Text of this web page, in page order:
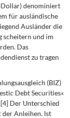
Dollar) denominiert
für ausländische
Ausländer die
scheitern und im
Das
zu tragen
(BIZ)
Debt Securities«
Der Unterschied
der Anleihen. Ist